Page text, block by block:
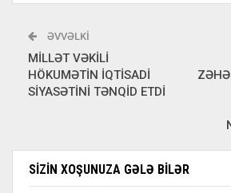
ƏVVƏLKI
MİLLƏT VƏKİLİ
HÖKUMƏTİN İQTİSADİ
SİYASƏTİNİ TƏNQİD ETDİ
SIZIN XOŞUNUZA GƏLƏ BILƏR